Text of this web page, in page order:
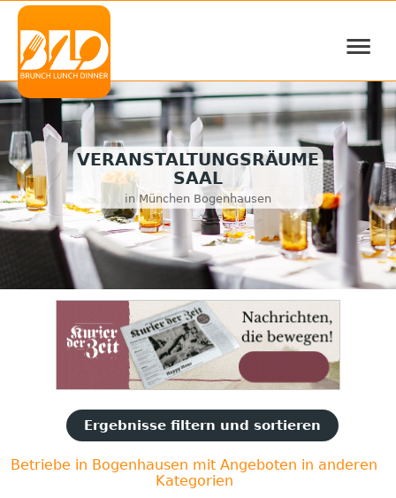
≡
VERANSTALTUNGSRÄUME
SAAL
in München Bogenhausen
Ergebnisse filtern und sortieren
Betriebe in Bogenhausen mit Angeboten in anderen
Kategorien